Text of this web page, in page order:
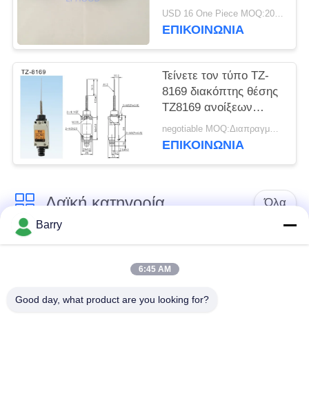
κατοικία κραμάτων
αλουμινίου
USD 16 One Piece MOQ:20pcs
ΕΠΙΚΟΙΝΩΝΊΑ
Τείνετε τον τύπο TZ-
8169 διακόπτης θέσης
TZ8169 ανοίξεων
διακοπτών ορίου
negotiable MOQ:Διαπραγμάτευση
ΕΠΙΚΟΙΝΩΝΊΑ
Λαϊκή κατηγορία Όλα
Ρυθμιστής πίεσης
Ρυθμιστής αερίου του
Φίσερ
Διαφορική συσκευή
Barry
6:45 AM
Good day, what product are you looking for?